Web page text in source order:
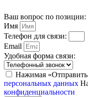
Ваш вопрос по позиции:
Имя
Телефон для связи:
Email
Удобная форма связи:
Нажимая
персональных данных
конфиденциальности